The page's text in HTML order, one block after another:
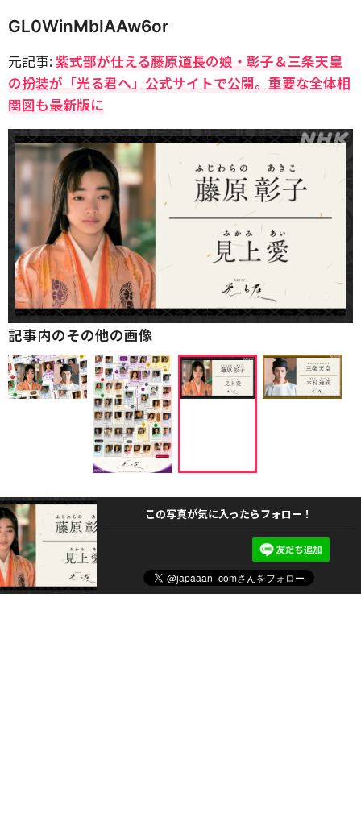
GL0WinMbIAAw6or
元記事:紫式部が仕える藤原道長の娘・彰子＆三条天皇
の扮装が「光る君へ」公式サイトで公開。重要な全体相
関図も最新版に
記事内のその他の画像
この写真が気に入ったらフォロー！